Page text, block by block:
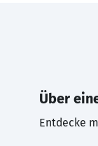
Über
Entdecke